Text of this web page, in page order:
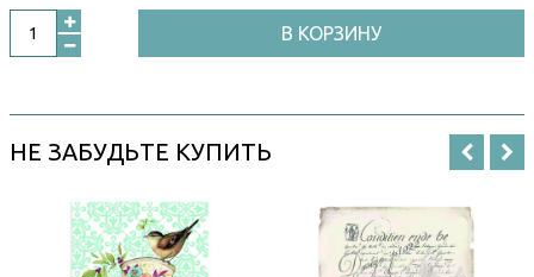
В КОРЗИНУ
НЕ ЗАБУДЬТЕ КУПИТЬ